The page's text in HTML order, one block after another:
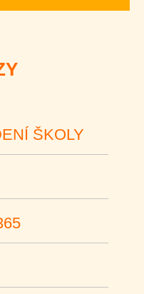
ŠKOLY